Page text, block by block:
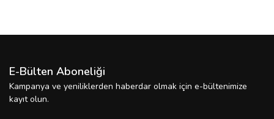
E-Bülten Aboneliği
Kampanya ve yeniliklerden haberdar olmak için e-bültenimize
kayıt olun.